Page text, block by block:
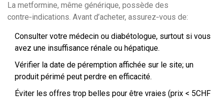
La metformine, même générique, possède des
contre‑indications. Avant d’acheter, assurez‑vous de:
Consulter votre médecin ou diabétologue, surtout si vous
avez une insuffisance rénale ou hépatique.
Vérifier la date de péremption affichée sur le site; un
produit périmé peut perdre en efficacité.
Éviter les offres trop belles pour être vraies (prix < 5CHF